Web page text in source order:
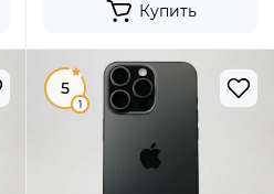
Купить
5
1